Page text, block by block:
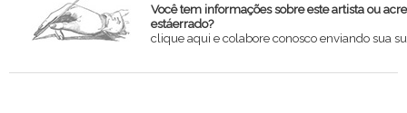
Você tem informações sobre este artista ou
estáerrado?
clique aqui e colabore conosco enviando sua